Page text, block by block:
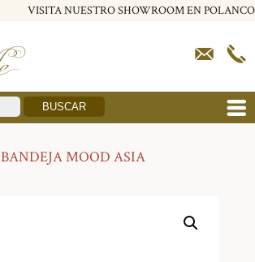
VISITA NUESTRO SHOWROOM EN POLANCO
BUSCAR
BANDEJA MOOD ASIA